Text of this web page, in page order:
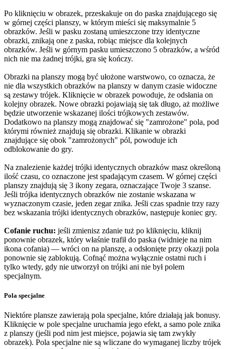
Po kliknięciu w obrazek, przeskakuje on do paska znajdującego się
w górnej części planszy, w którym mieści się maksymalnie 5
obrazków. Jeśli w pasku zostaną umieszczone trzy identyczne
obrazki, znikają one z paska, robiąc miejsce dla kolejnych
obrazków. Jeśli w górnym pasku umieszczono 5 obrazków, a wśród
nich nie ma żadnej trójki, gra się kończy.
Obrazki na planszy mogą być ułożone warstwowo, co oznacza, że
nie dla wszystkich obrazków na planszy w danym czasie widoczne
są zestawy trójek. Kliknięcie w obrazek powoduje, że odsłania on
kolejny obrazek. Nowe obrazki pojawiają się tak długo, aż możliwe
będzie utworzenie wskazanej ilości trójkowych zestawów.
Dodatkowo na planszy mogą znajdować się "zamrożone" pola, pod
którymi również znajdują się obrazki. Klikanie w obrazki
znajdujące się obok "zamrożonych" pól, powoduje ich
odblokowanie do gry.
Na znalezienie każdej trójki identycznych obrazków masz określoną
ilość czasu, co oznaczone jest spadającym czasem. W górnej części
planszy znajdują się 3 ikony zegara, oznaczające Twoje 3 szanse.
Jeśli trójka identycznych obrazków nie zostanie wskazana w
wyznaczonym czasie, jeden zegar znika. Jeśli czas spadnie trzy razy
bez wskazania trójki identycznych obrazków, następuje koniec gry.
Cofanie ruchu: jeśli zmienisz zdanie tuż po kliknięciu, kliknij
ponownie obrazek, który właśnie trafił do paska (widnieje na nim
ikona cofania) — wróci on na planszę, a odsłonięte przy okazji pola
ponownie się zablokują. Cofnąć można wyłącznie ostatni ruch i
tylko wtedy, gdy nie utworzył on trójki ani nie był polem
specjalnym.
Pola specjalne
Niektóre plansze zawierają pola specjalne, które działają jak bonusy.
Kliknięcie w pole specjalne uruchamia jego efekt, a samo pole znika
z planszy (jeśli pod nim jest miejsce, pojawia się tam zwykły
obrazek). Pola specjalne nie są wliczane do wymaganej liczby trójek